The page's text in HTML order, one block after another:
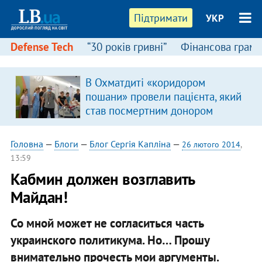
Підтримати УКР
Defense Tech “30 років гривні” Фінансова
В Охматдиті «коридором
пошани» провели пацієнта, який
став посмертним донором
Головна — Блоги — Блог Сергія Капліна — 26 лютого 2014,
13:59
Кабмин должен возглавить
Майдан!
Со мной может не согласиться часть
украинского политикума. Но… Прошу
внимательно прочесть мои аргументы.